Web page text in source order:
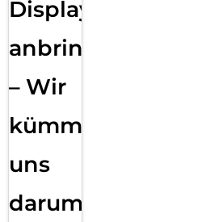
Displayfolie
anbringen
– Wir
kümmern
uns
darum!